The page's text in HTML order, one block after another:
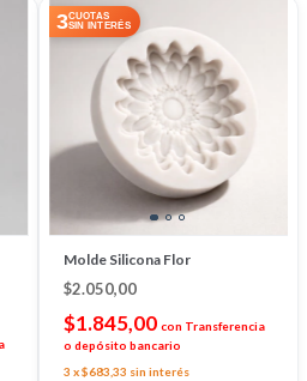
3CUOTAS
SIN INTERÉS
Molde Silicona Flor
$2.050,00
$1.845,00 con Transferencia
o depósito bancario
3 x$683,33 sin interés